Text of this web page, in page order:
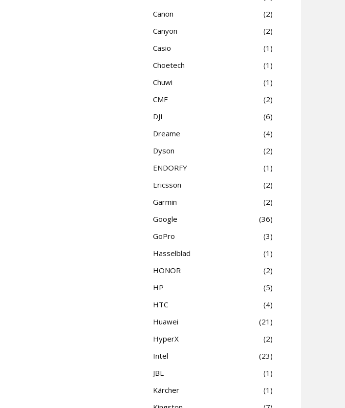
Canon
2
Canyon
2
Casio
1
Choetech
1
Chuwi
1
CMF
2
DJI
6
Dreame
4
Dyson
2
ENDORFY
1
Ericsson
2
Garmin
2
Google
36
GoPro
3
Hasselblad
1
HONOR
2
HP
5
HTC
4
Huawei
21
HyperX
2
Intel
23
JBL
1
Kärcher
1